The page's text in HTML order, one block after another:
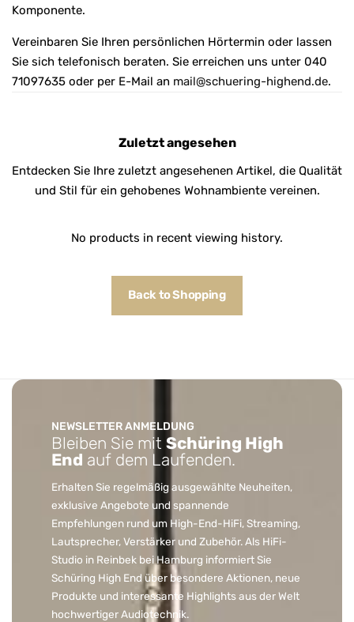
Komponente.
Vereinbaren Sie Ihren persönlichen Hörtermin oder lassen
Sie sich telefonisch beraten. Sie erreichen uns unter 040
71097635 oder per E-Mail an mail@schuering-highend.de.
Zuletzt angesehen
Entdecken Sie Ihre zuletzt angesehenen Artikel, die Qualität
und Stil für ein gehobenes Wohnambiente vereinen.
No products in recent viewing history.
Back to Shopping
NEWSLETTER ANMELDUNG
Bleiben Sie mit Schüring High
End auf dem Laufenden.
Erhalten Sie regelmäßig ausgewählte Neuheiten,
exklusive Angebote und spannende
Empfehlungen rund um High-End-HiFi, Streaming,
Lautsprecher, Verstärker und Zubehör. Als HiFi-
Studio in Reinbek bei Hamburg informiert Sie
Schüring High End über besondere Aktionen, neue
Produkte und interessante Highlights aus der Welt
hochwertiger Audiotechnik.